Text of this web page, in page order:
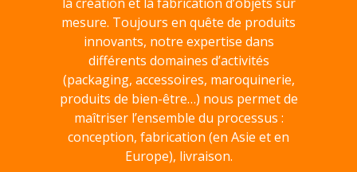
mesure. Toujours en quête de produits
innovants, notre expertise dans
différents domaines d’activités
(packaging, accessoires, maroquinerie,
produits de bien-être…) nous permet de
maîtriser l’ensemble du processus :
conception, fabrication (en Asie et en
Europe), livraison.